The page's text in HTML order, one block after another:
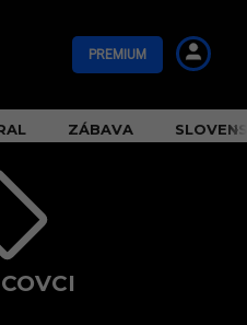
PREMIUM
ZÁBAVA